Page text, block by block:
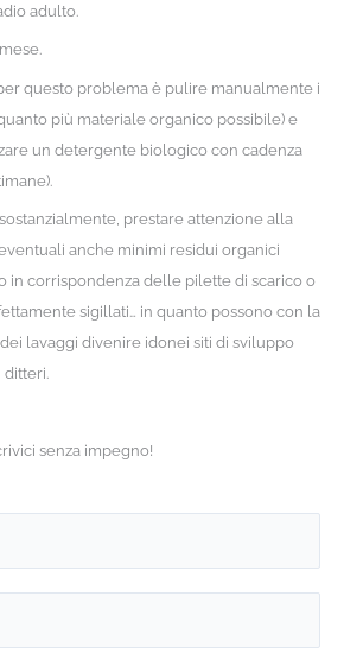
adulto.
questo problema è pulire manualmente i
più materiale organico possibile) e
un detergente biologico con cadenza
prestare attenzione alla
anche minimi residui organici
in corrispondenza delle pilette di scarico o
sigillati… in quanto possono con la
lavaggi divenire idonei siti di sviluppo
ditteri.
senza impegno!